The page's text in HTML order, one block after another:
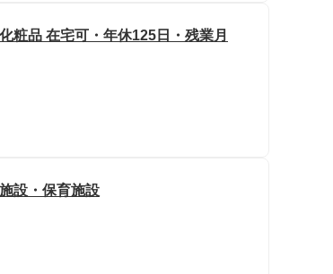
粧品 在宅可・年休125日・残業月
設・保育施設